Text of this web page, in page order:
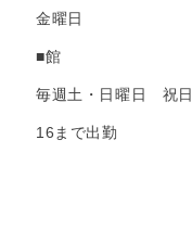
金曜日
■館
毎週土・日曜日 祝日
16まで出勤